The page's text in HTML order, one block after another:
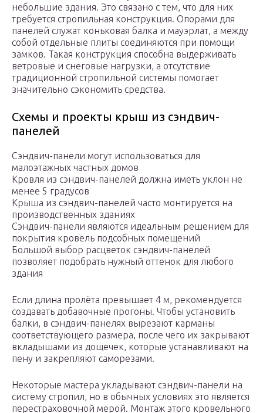
небольшие здания. Это связано с тем, что для них
требуется стропильная конструкция. Опорами для
панелей служат коньковая балка и мауэрлат, а между
собой отдельные плиты соединяются при помощи
замков. Такая конструкция способна выдерживать
ветровые и снеговые нагрузки, а отсутствие
традиционной стропильной системы помогает
значительно сэкономить средства.
Схемы и проекты крыш из сэндвич-
панелей
Сэндвич-панели могут использоваться для
малоэтажных частных домов
Кровля из сэндвич-панелей должна иметь уклон не
менее 5 градусов
Крыша из сэндвич-панелей часто монтируется на
производственных зданиях
Сэндвич-панели являются идеальным решением для
покрытия кровель подсобных помещений
Большой выбор расцветок сэндвич-панелей
позволяет подобрать нужный оттенок для любого
здания
Если длина пролёта превышает 4 м, рекомендуется
создавать добавочные прогоны. Чтобы установить
балки, в сэндвич-панелях вырезают карманы
соответствующего размера, после чего их закрывают
вкладышами из дощечек, которые устанавливают на
пену и закрепляют саморезами.
Некоторые мастера укладывают сэндвич-панели на
систему стропил, но в обычных условиях это является
перестраховочной мерой. Монтаж этого кровельного